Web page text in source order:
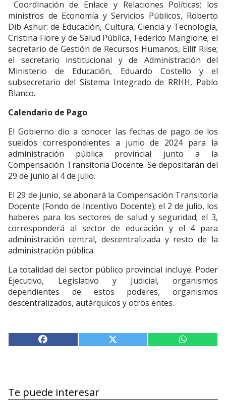
Coordinación de Enlace y Relaciones Políticas; los
ministros de Economía y Servicios Públicos, Roberto
Dib Ashur: de Educación, Cultura, Ciencia y Tecnología,
Cristina Fiore y de Salud Pública, Federico Mangione; el
secretario de Gestión de Recursos Humanos, Eilif Riise;
el secretario institucional y de Administración del
Ministerio de Educación, Eduardo Costello y el
subsecretario del Sistema Integrado de RRHH, Pablo
Blanco.
Calendario de Pago
El Gobierno dio a conocer las fechas de pago de los
sueldos correspondientes a junio de 2024 para la
administración pública provincial junto a la
Compensación Transitoria Docente. Se depositarán del
29 de junio al 4 de julio.
El 29 de junio, se abonará la Compensación Transitoria
Docente (Fondo de Incentivo Docente); el 2 de julio, los
haberes para los sectores de salud y seguridad; el 3,
corresponderá al sector de educación y el 4 para
administración central, descentralizada y resto de la
administración pública.
La totalidad del sector público provincial incluye: Poder
Ejecutivo, Legislativo y Judicial, organismos
dependientes de estos poderes, organismos
descentralizados, autárquicos y otros entes.
Te puede interesar